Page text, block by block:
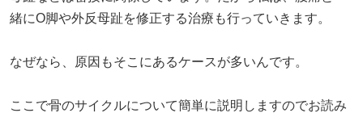
緒にO脚や外反母趾を修正する治療も行っていきます。
なぜなら、原因もそこにあるケースが多いんです。
ここで骨のサイクルについて簡単に説明しますのでお読み